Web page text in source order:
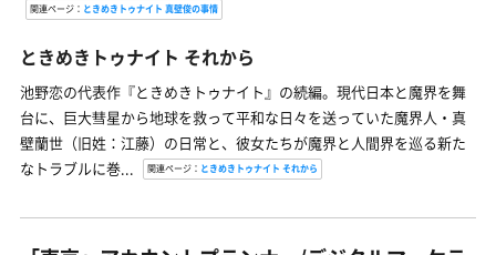
関連ページ： ときめきトゥナイト 真壁俊の事情
ときめきトゥナイト それから
池野恋の代表作『ときめきトゥナイト』の続編。現代日本と魔界を舞
台に、巨大彗星から地球を救って平和な日々を送っていた魔界人・真
壁蘭世（旧姓：江藤）の日常と、彼女たちが魔界と人間界を巡る新た
なトラブルに巻...
関連ページ： ときめきトゥナイト それから